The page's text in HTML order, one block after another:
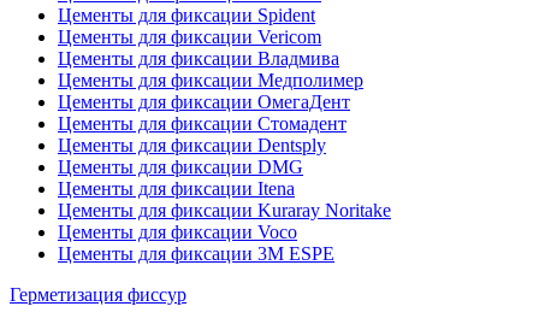
Цементы для фиксации Spident
Цементы для фиксации Vericom
Цементы для фиксации Владмива
Цементы для фиксации Медполимер
Цементы для фиксации ОмегаДент
Цементы для фиксации Стомадент
Цементы для фиксации Dentsply
Цементы для фиксации DMG
Цементы для фиксации Itena
Цементы для фиксации Kuraray Noritake
Цементы для фиксации Voco
Цементы для фиксации 3M ESPE
Герметизация фиссур